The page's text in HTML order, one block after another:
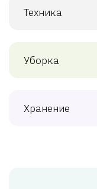
Техника
Уборка
Хранение